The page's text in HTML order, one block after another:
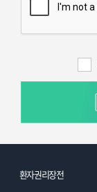
환자권리장전